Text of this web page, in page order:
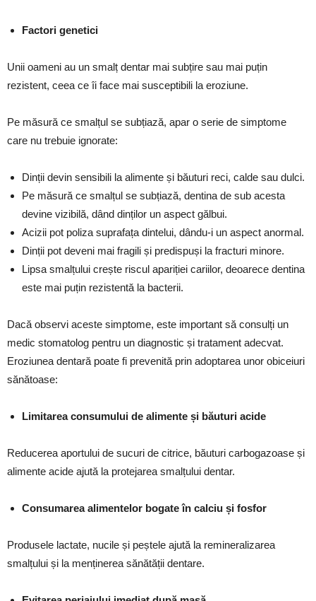
Factori genetici
Unii oameni au un smalț dentar mai subțire sau mai puțin
rezistent, ceea ce îi face mai susceptibili la eroziune.
Pe măsură ce smalțul se subțiază, apar o serie de simptome
care nu trebuie ignorate:
Dinții devin sensibili la alimente și băuturi reci, calde sau dulci.
Pe măsură ce smalțul se subțiază, dentina de sub acesta
devine vizibilă, dând dinților un aspect gălbui.
Acizii pot poliza suprafața dintelui, dându-i un aspect anormal.
Dinții pot deveni mai fragili și predispuși la fracturi minore.
Lipsa smalțului crește riscul apariției cariilor, deoarece dentina
este mai puțin rezistentă la bacterii.
Dacă observi aceste simptome, este important să consulți un
medic stomatolog pentru un diagnostic și tratament adecvat.
Eroziunea dentară poate fi prevenită prin adoptarea unor obiceiuri
sănătoase:
Limitarea consumului de alimente și băuturi acide
Reducerea aportului de sucuri de citrice, băuturi carbogazoase și
alimente acide ajută la protejarea smalțului dentar.
Consumarea alimentelor bogate în calciu și fosfor
Produsele lactate, nucile și peștele ajută la remineralizarea
smalțului și la menținerea sănătății dentare.